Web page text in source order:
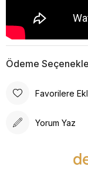
Ödeme
Favorilere
Yorum Yaz